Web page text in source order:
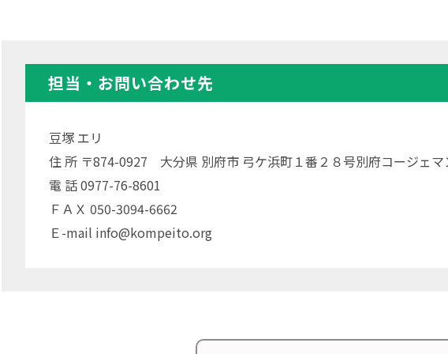
担当・お問い合わせ先
豆塚 エリ
住 所 〒874-0927 大分県 別府市 弓ケ浜町１番２８号別府コージェマ
電 話 0977-76-8601
ＦＡＸ 050-3094-6662
Ｅ-mail info@kompeito.org